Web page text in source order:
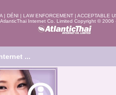
| DÉNI | LAW ENFORCEMENT | ACCEPTABLE
AtlanticThai Internet Co. Limited Copyright © 2006
...